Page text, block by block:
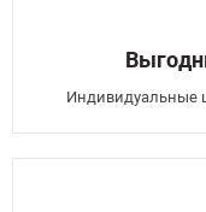
Индивидуальные